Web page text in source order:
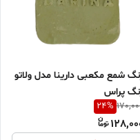
شمع مکعبی دارینا مدل ولاتو
پراس
24%